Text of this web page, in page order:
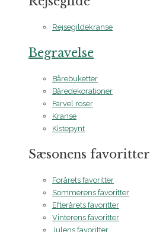
Rejsegildekranse
Begravelse
Bårebuketter
Båredekorationer
Farvel roser
Kranse
Kistepynt
Sæsonens favoritter
Forårets favoritter
Sommerens favoritter
Efterårets favoritter
Vinterens favoritter
Julens favoritter